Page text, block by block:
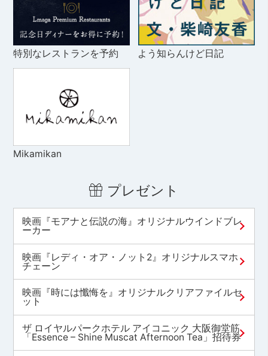
特別なレストランを予約 よう知らんけど日記
Mikamikan
プレゼント
映画『モアナと伝説の海』オリジナルウインドブレ
ーカー
映画『レディ・オア・ノット2』オリジナルスマホ
チェーン
映画『時には懺悔を』オリジナルクリアファイルセ
ット
ザ ロイヤルパークホテル アイコニック 大阪御堂筋
「Essence – Shine Muscat Afternoon Tea」招待券